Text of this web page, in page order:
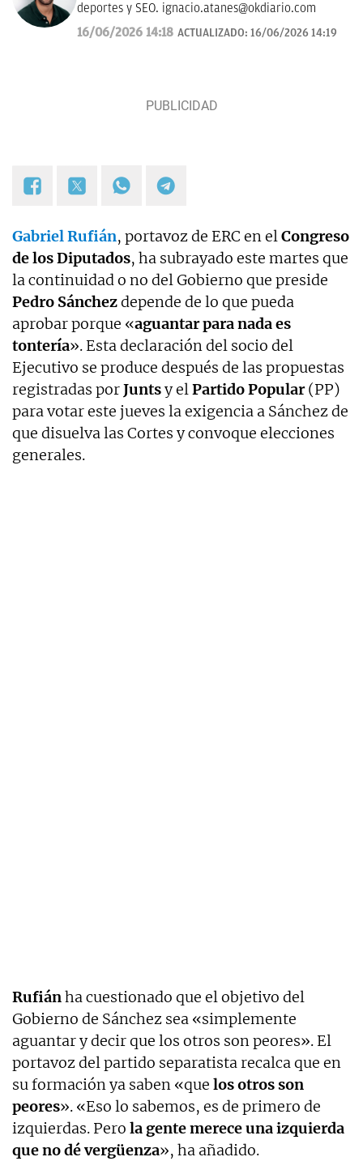
deportes y SEO. ignacio.atanes@okdiario.com
16/06/2026 14:18 ACTUALIZADO: 16/06/2026 14:19
Gabriel Rufián, portavoz de ERC en elCongreso
de los Diputados, ha subrayado este martes que
la continuidad o no del Gobierno que preside
Pedro Sánchezdepende de lo que pueda
aprobar porque «aguantar para nada es
tontería». Esta declaración del socio del
Ejecutivo se produce después de las propuestas
registradas porJuntsy elPartido Popular(PP)
para votar este jueves la exigencia a Sánchez de
que disuelva las Cortes y convoque elecciones
generales.
Rufiánha cuestionado que el objetivo del
Gobierno de Sánchez sea «simplemente
aguantar y decir que los otros son peores». El
portavoz del partido separatista recalca que en
su formación ya saben «que los otros son
peores». «Eso lo sabemos, es de primero de
izquierdas. Pero la gente merece una izquierda
que no dé vergüenza», ha añadido.